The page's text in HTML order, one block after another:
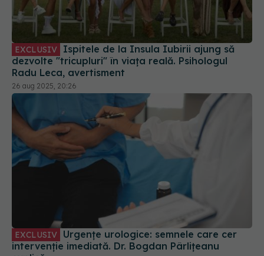
EXCLUSIV
dezvolte "tricupluri" în viața reală. Psihologul
Radu Leca, avertisment
26 aug 2025, 20:26
EXCLUSIV
intervenție imediată. Dr. Bogdan Pârlițeanu